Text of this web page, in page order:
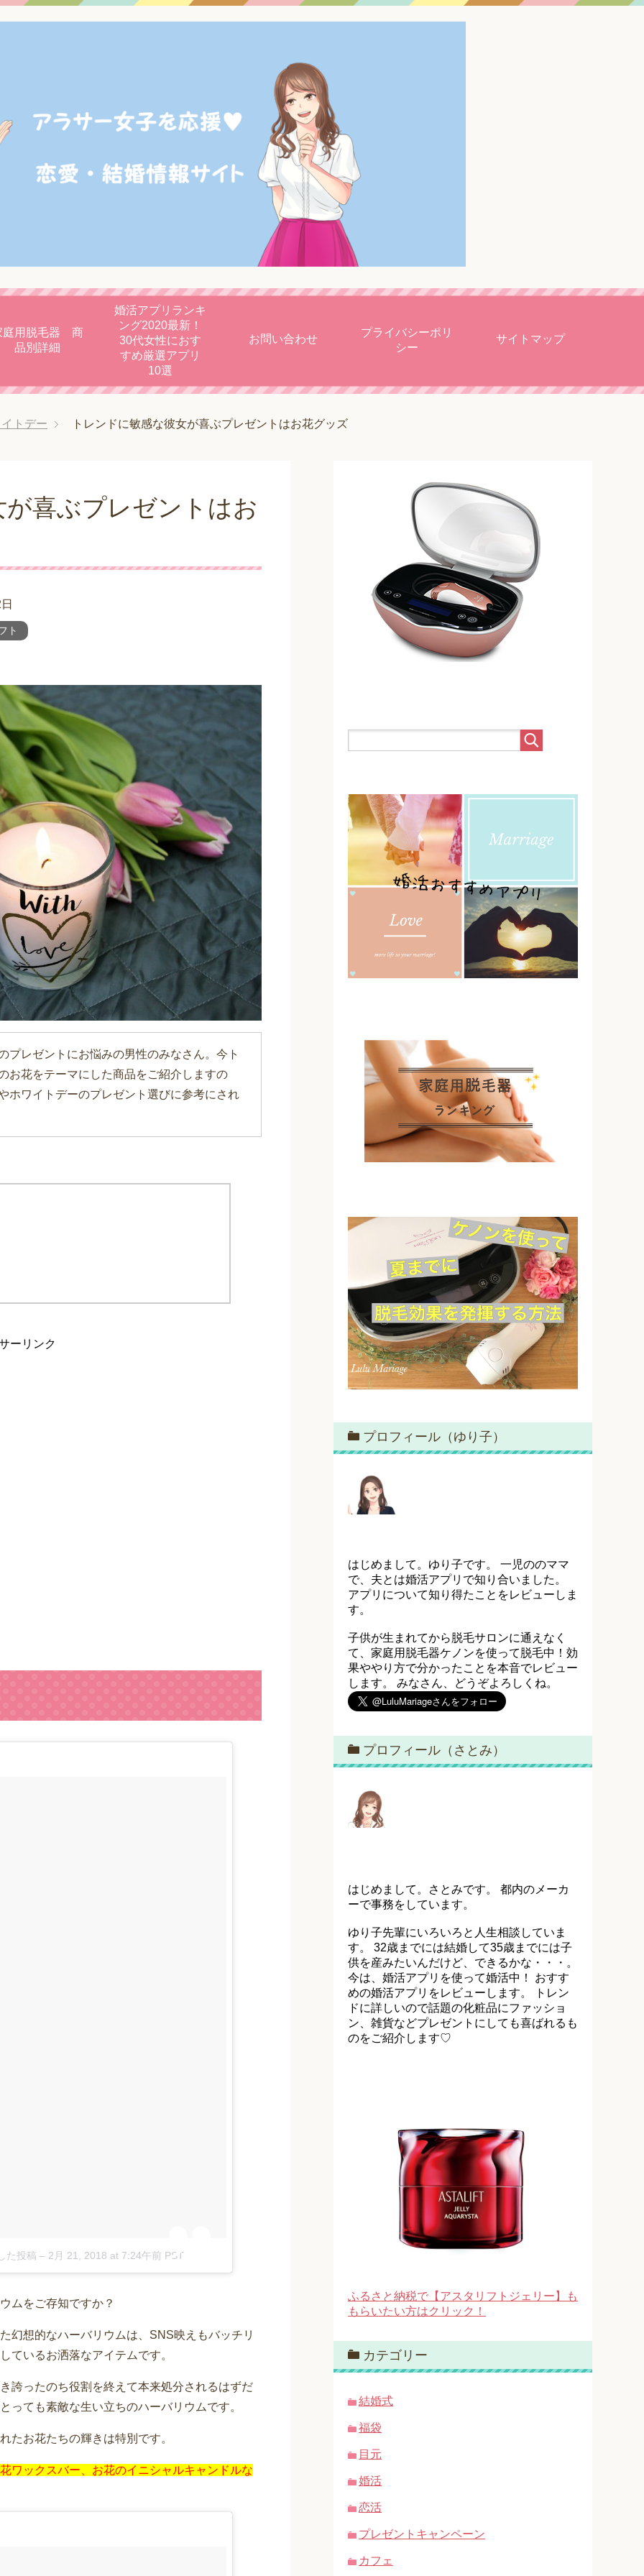
庭用脱毛器 商
品別詳細
婚活アプリランキ
ング2020最新！
30代女性におす
すめ厳選アプリ
10選
お問い合わせ
プライバシーポリ
シー
サイトマップ
トデー トレンドに敏感な彼女が喜ぶプレゼントはお花グッズ
喜ぶプレゼントはお
ト
プレゼントにお悩みの男性のみなさん。今ト
お花をテーマにした商品をご紹介しますの
ホワイトデーのプレゼント選びに参考にされ
ーリンク
た投稿 – 2月 21, 2018 at 7:24午前 PST
ムをご存知ですか？
幻想的なハーバリウムは、SNS映えもバッチリ
ているお洒落なアイテムです。
誇ったのち役割を終えて本来処分されるはずだ
っても素敵な生い立ちのハーバリウムです。
たお花たちの輝きは特別です。
ワックスバー、お花のイニシャルキャンドルな
プロフィール（ゆり子）
はじめまして。ゆり子です。 一児ののママ
で、夫とは婚活アプリで知り合いました。
アプリについて知り得たことをレビューしま
す。
子供が生まれてから脱毛サロンに通えなく
て、家庭用脱毛器ケノンを使って脱毛中！効
果ややり方で分かったことを本音でレビュー
します。 みなさん、どうぞよろしくね。
プロフィール（さとみ）
はじめまして。さとみです。 都内のメーカ
ーで事務をしています。
ゆり子先輩にいろいろと人生相談していま
す。 32歳までには結婚して35歳までには子
供を産みたいんだけど、できるかな・・・。
今は、婚活アプリを使って婚活中！ おすす
めの婚活アプリをレビューします。 トレン
ドに詳しいので話題の化粧品にファッショ
ン、雑貨などプレゼントにしても喜ばれるも
のをご紹介します♡
ふるさと納税で【アスタリフトジェリー】も
もらいたい方はクリック！
カテゴリー
結婚式
福袋
目元
婚活
恋活
プレゼントキャンペーン
カフェ